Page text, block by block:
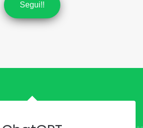
Segui!!